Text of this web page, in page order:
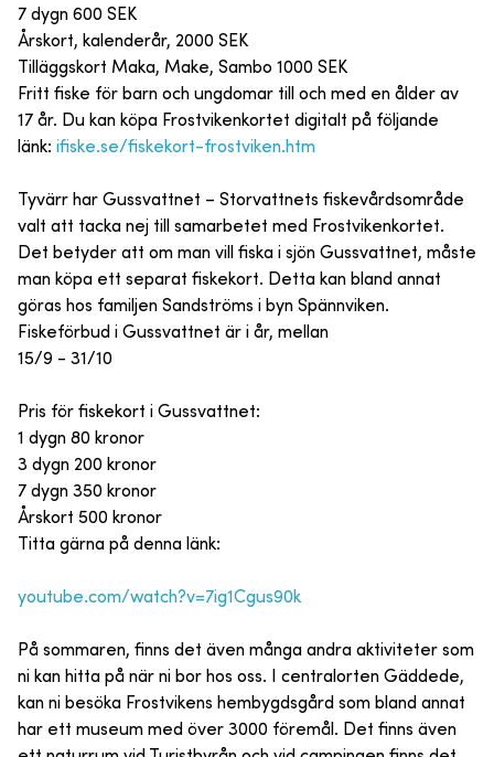
7 dygn 600 SEK
Årskort, kalenderår, 2000 SEK
Tilläggskort Maka, Make, Sambo 1000 SEK
Fritt fiske för barn och ungdomar till och med en ålder av
17 år. Du kan köpa Frostvikenkortet digitalt på följande
länk: ifiske.se/fiskekort-frostviken.htm
Tyvärr har Gussvattnet – Storvattnets fiskevårdsområde
valt att tacka nej till samarbetet med Frostvikenkortet.
Det betyder att om man vill fiska i sjön Gussvattnet, måste
man köpa ett separat fiskekort. Detta kan bland annat
göras hos familjen Sandströms i byn Spännviken.
Fiskeförbud i Gussvattnet är i år, mellan
15/9 - 31/10
Pris för fiskekort i Gussvattnet:
1 dygn 80 kronor
3 dygn 200 kronor
7 dygn 350 kronor
Årskort 500 kronor
Titta gärna på denna länk:
youtube.com/watch?v=7ig1Cgus90k
På sommaren, finns det även många andra aktiviteter som
ni kan hitta på när ni bor hos oss. I centralorten Gäddede,
kan ni besöka Frostvikens hembygdsgård som bland annat
har ett museum med över 3000 föremål. Det finns även